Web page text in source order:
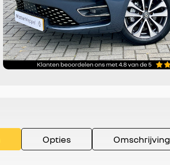
Opties Omschrijving